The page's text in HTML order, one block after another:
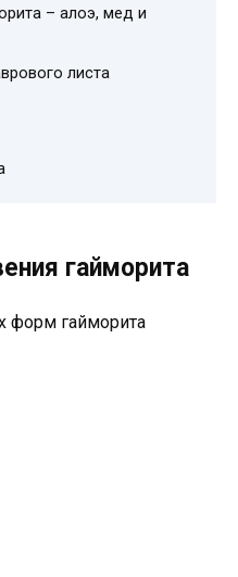
– алоэ, мед и
листа
гайморита
форм гайморита